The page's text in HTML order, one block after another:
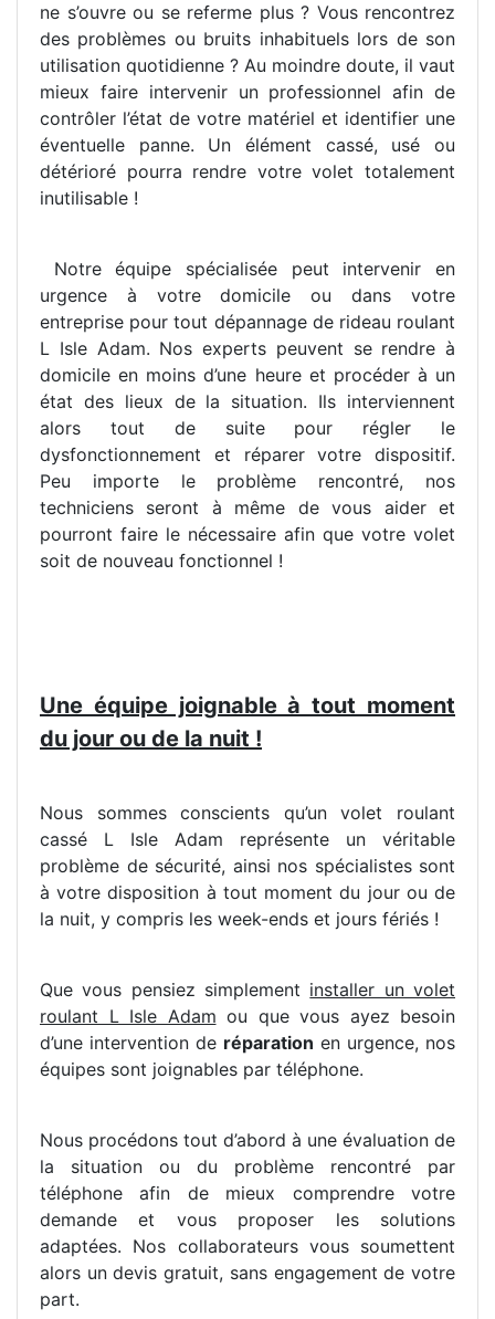
ne s’ouvre ou se referme plus ? Vous rencontrez
des problèmes ou bruits inhabituels lors de son
utilisation quotidienne ? Au moindre doute, il vaut
mieux faire intervenir un professionnel afin de
contrôler l’état de votre matériel et identifier une
éventuelle panne. Un élément cassé, usé ou
détérioré pourra rendre votre volet totalement
inutilisable !
Notre équipe spécialisée peut intervenir en
urgence à votre domicile ou dans votre
entreprise pour tout dépannage de rideau roulant
L Isle Adam. Nos experts peuvent se rendre à
domicile en moins d’une heure et procéder à un
état des lieux de la situation. Ils interviennent
alors tout de suite pour régler le
dysfonctionnement et réparer votre dispositif.
Peu importe le problème rencontré, nos
techniciens seront à même de vous aider et
pourront faire le nécessaire afin que votre volet
soit de nouveau fonctionnel !
Une équipe joignable à tout moment
du jour ou de la nuit !
Nous sommes conscients qu’un volet roulant
cassé L Isle Adam représente un véritable
problème de sécurité, ainsi nos spécialistes sont
à votre disposition à tout moment du jour ou de
la nuit, y compris les week-ends et jours fériés !
Que vous pensiez simplement installer un volet
roulant L Isle Adam ou que vous ayez besoin
d’une intervention de réparation en urgence, nos
équipes sont joignables par téléphone.
Nous procédons tout d’abord à une évaluation de
la situation ou du problème rencontré par
téléphone afin de mieux comprendre votre
demande et vous proposer les solutions
adaptées. Nos collaborateurs vous soumettent
alors un devis gratuit, sans engagement de votre
part.